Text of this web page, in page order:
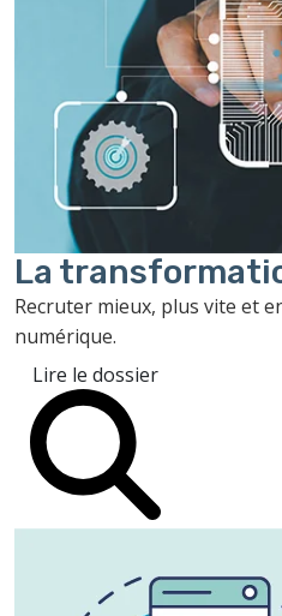
La
Recruter mieux, plus vite et
numérique.
Lire le dossier